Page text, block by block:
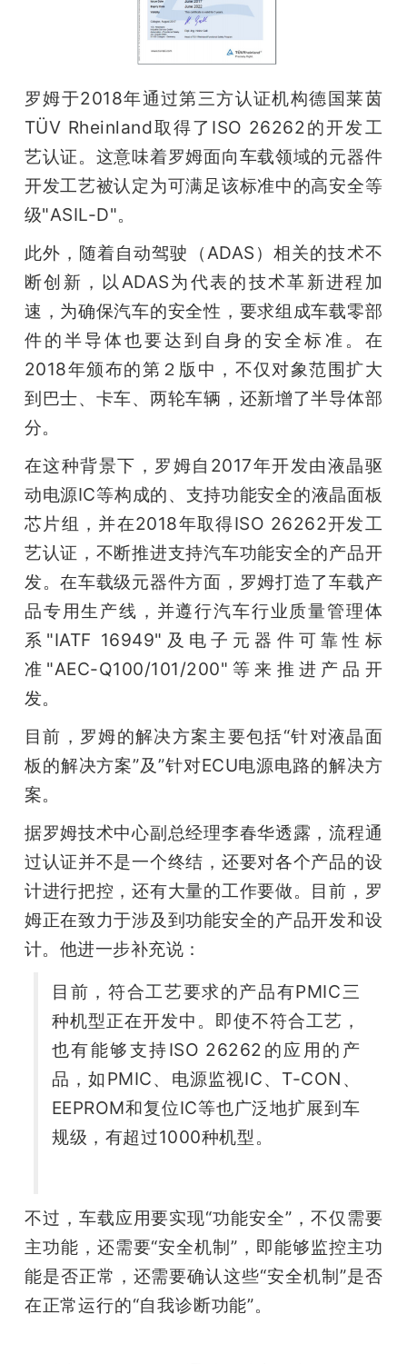
罗姆于2018年通过第三方认证机构德国莱茵
TÜV Rheinland取得了ISO 26262的开发工
艺认证。这意味着罗姆面向车载领域的元器件
开发工艺被认定为可满足该标准中的高安全等
级"ASIL-D"。
此外，随着自动驾驶（ADAS）相关的技术不
断创新，以ADAS为代表的技术革新进程加
速，为确保汽车的安全性，要求组成车载零部
件的半导体也要达到自身的安全标准。在
2018年颁布的第２版中，不仅对象范围扩大
到巴士、卡车、两轮车辆，还新增了半导体部
分。
在这种背景下，罗姆自2017年开发由液晶驱
动电源IC等构成的、支持功能安全的液晶面板
芯片组，并在2018年取得ISO 26262开发工
艺认证，不断推进支持汽车功能安全的产品开
发。在车载级元器件方面，罗姆打造了车载产
品专用生产线，并遵行汽车行业质量管理体
系"IATF 16949"及电子元器件可靠性标
准"AEC-Q100/101/200"等来推进产品开
发。
目前，罗姆的解决方案主要包括“针对液晶面
板的解决方案”及”针对ECU电源电路的解决方
案。
据罗姆技术中心副总经理李春华透露，流程通
过认证并不是一个终结，还要对各个产品的设
计进行把控，还有大量的工作要做。目前，罗
姆正在致力于涉及到功能安全的产品开发和设
计。他进一步补充说：
目前，符合工艺要求的产品有PMIC三
种机型正在开发中。即使不符合工艺，
也有能够支持ISO 26262的应用的产
品，如PMIC、电源监视IC、T-CON、
EEPROM和复位IC等也广泛地扩展到车
规级，有超过1000种机型。
不过，车载应用要实现“功能安全”，不仅需要
主功能，还需要“安全机制”，即能够监控主功
能是否正常，还需要确认这些“安全机制”是否
在正常运行的“自我诊断功能”。